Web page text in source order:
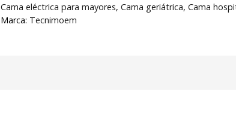
Cama eléctrica para mayores, Cama geriátrica, Cama
Marca: Tecnimoem